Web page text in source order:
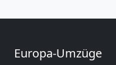
Europa-Umzüge